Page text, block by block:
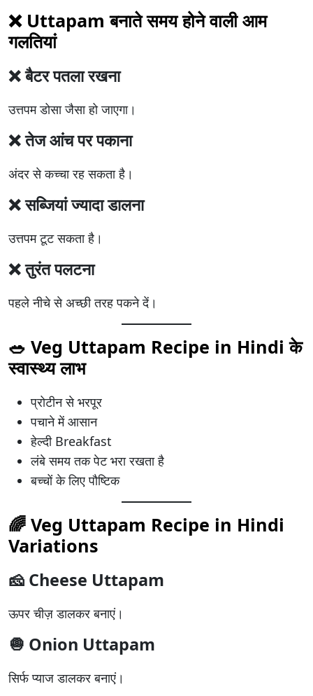
❌ Uttapam बनाते समय होने वाली आम
गलतियां
❌ बैटर पतला रखना
उत्तपम डोसा जैसा हो जाएगा।
❌ तेज आंच पर पकाना
अंदर से कच्चा रह सकता है।
❌ सब्जियां ज्यादा डालना
उत्तपम टूट सकता है।
❌ तुरंत पलटना
पहले नीचे से अच्छी तरह पकने दें।
🥗 Veg Uttapam Recipe in Hindi के
स्वास्थ्य लाभ
प्रोटीन से भरपूर
पचाने में आसान
हेल्दी Breakfast
लंबे समय तक पेट भरा रखता है
बच्चों के लिए पौष्टिक
🌈 Veg Uttapam Recipe in Hindi
Variations
🧀 Cheese Uttapam
ऊपर चीज़ डालकर बनाएं।
🧅 Onion Uttapam
सिर्फ प्याज डालकर बनाएं।